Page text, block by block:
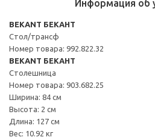
Информация об
BEKANT БЕКАНТ
Стол/трансф
Номер товара: 992.822.32
BEKANT БЕКАНТ
Столешница
Номер товара: 903.682.25
Ширина: 84 см
Высота: 2 см
Длина: 127 см
Вес: 10.92 кг